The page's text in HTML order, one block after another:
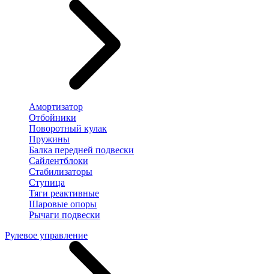
Амортизатор
Отбойники
Поворотный кулак
Пружины
Балка передней подвески
Сайлентблоки
Стабилизаторы
Ступица
Тяги реактивные
Шаровые опоры
Рычаги подвески
Рулевое управление